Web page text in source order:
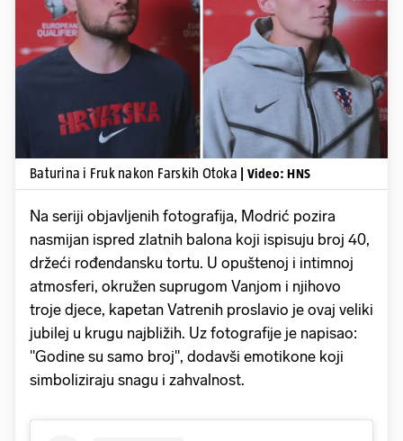
Pokretanje videa...
Baturina i Fruk nakon Farskih Otoka | Video: HNS
Na seriji objavljenih fotografija, Modrić pozira
nasmijan ispred zlatnih balona koji ispisuju broj 40,
držeći rođendansku tortu. U opuštenoj i intimnoj
atmosferi, okružen suprugom Vanjom i njihovo
troje djece, kapetan Vatrenih proslavio je ovaj veliki
jubilej u krugu najbližih. Uz fotografije je napisao:
"Godine su samo broj", dodavši emotikone koji
simboliziraju snagu i zahvalnost.